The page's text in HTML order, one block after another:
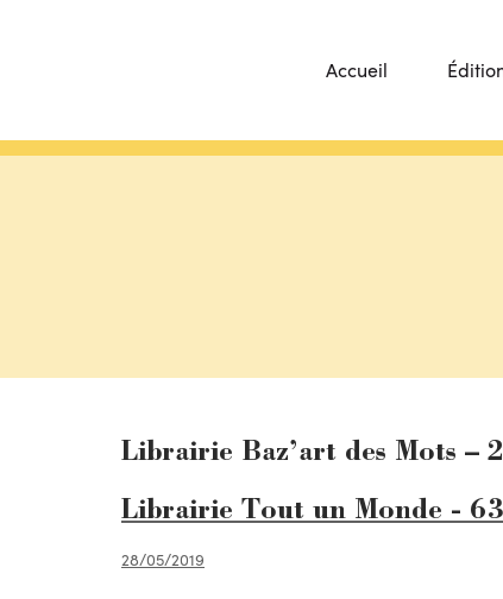
Accueil
Librairie Baz’art des Mots –
Librairie Tout un Monde -
28/05/2019